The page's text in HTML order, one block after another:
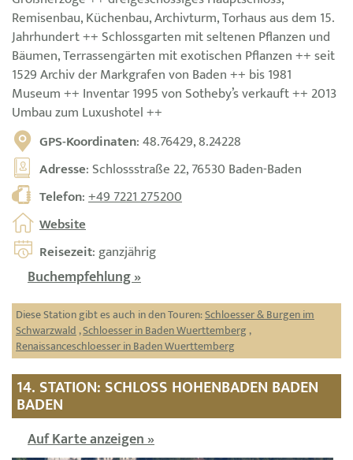
Remisenbau, Küchenbau, Archivturm, Torhaus aus dem 15.
Jahrhundert ++ Schlossgarten mit seltenen Pflanzen und
Bäumen, Terrassengärten mit exotischen Pflanzen ++ seit
1529 Archiv der Markgrafen von Baden ++ bis 1981
Museum ++ Inventar 1995 von Sotheby’s verkauft ++ 2013
Umbau zum Luxushotel ++
GPS-Koordinaten: 48.76429, 8.24228
Adresse: Schlossstraße 22, 76530 Baden-Baden
Telefon:+49 7221 275200
Website
Reisezeit: ganzjährig
Buchempfehlung »
Diese Station gibt es auch in den Touren:Schloesser & Burgen im
Schwarzwald ,Schloesser in Baden Wuerttemberg ,
Renaissanceschloesser in Baden Wuerttemberg
14. STATION: SCHLOSS HOHENBADEN BADEN
BADEN
Auf Karte anzeigen »